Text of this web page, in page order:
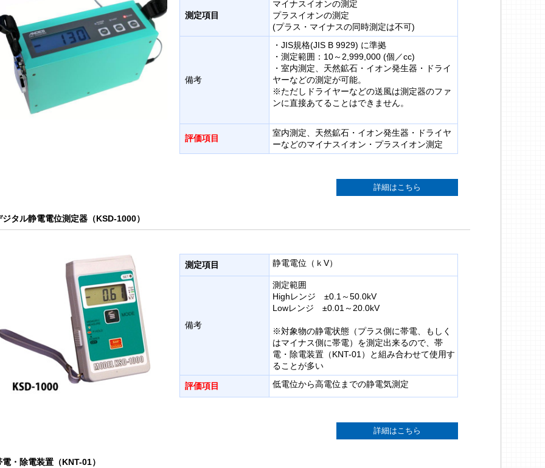
測定項目
マイナスイオンの測定
プラスイオンの測定
(プラス・マイナスの同時測定は不可)
備考
・JIS規格(JIS B 9929) に準拠
・測定範囲：10～2,999,000 (個／cc)
・室内測定、天然鉱石・イオン発生器・ドライ
ヤーなどの測定が可能。
※ただしドライヤーなどの送風は測定器のファ
ンに直接あてることはできません。
評価項目
室内測定、天然鉱石・イオン発生器・ドライヤ
ーなどのマイナスイオン・プラスイオン測定
詳細はこちら
ジタル静電電位測定器（KSD-1000）
測定項目 静電電位（ｋV）
備考
測定範囲
Highレンジ ±0.1～50.0kV
Lowレンジ ±0.01～20.0kV
※対象物の静電状態（プラス側に帯電、もしく
はマイナス側に帯電）を測定出来るので、帯
電・除電装置（KNT-01）と組み合わせて使用す
ることが多い
評価項目 低電位から高電位までの静電気測定
詳細はこちら
電・除電装置（KNT-01）